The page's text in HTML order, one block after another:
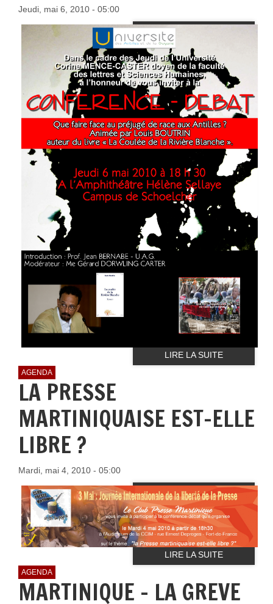
Jeudi, mai 6, 2010 - 05:00
LIRE LA SUITE
AGENDA
LA PRESSE
MARTINIQUAISE EST-ELLE
LIBRE ?
Mardi, mai 4, 2010 - 05:00
LIRE LA SUITE
AGENDA
MARTINIQUE - LA GREVE